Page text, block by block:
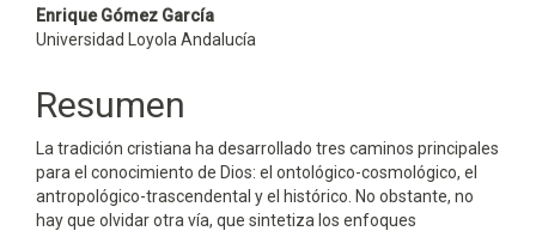
Contenido
principal
del
artículo
Enrique Gómez García
Universidad Loyola Andalucía
Resumen
La tradición cristiana ha desarrollado tres caminos principales
para el conocimiento de Dios: el ontológico-cosmológico, el
antropológico-trascendental y el histórico. No obstante, no
hay que olvidar otra vía, que sintetiza los enfoques